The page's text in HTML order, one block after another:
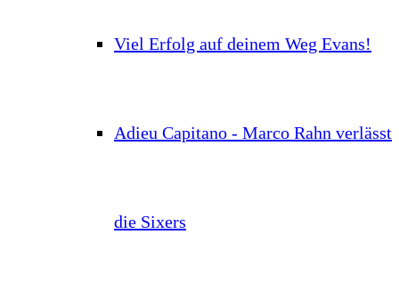
Viel Erfolg auf deinem Weg Evans!
Adieu Capitano - Marco Rahn verlässt
die Sixers